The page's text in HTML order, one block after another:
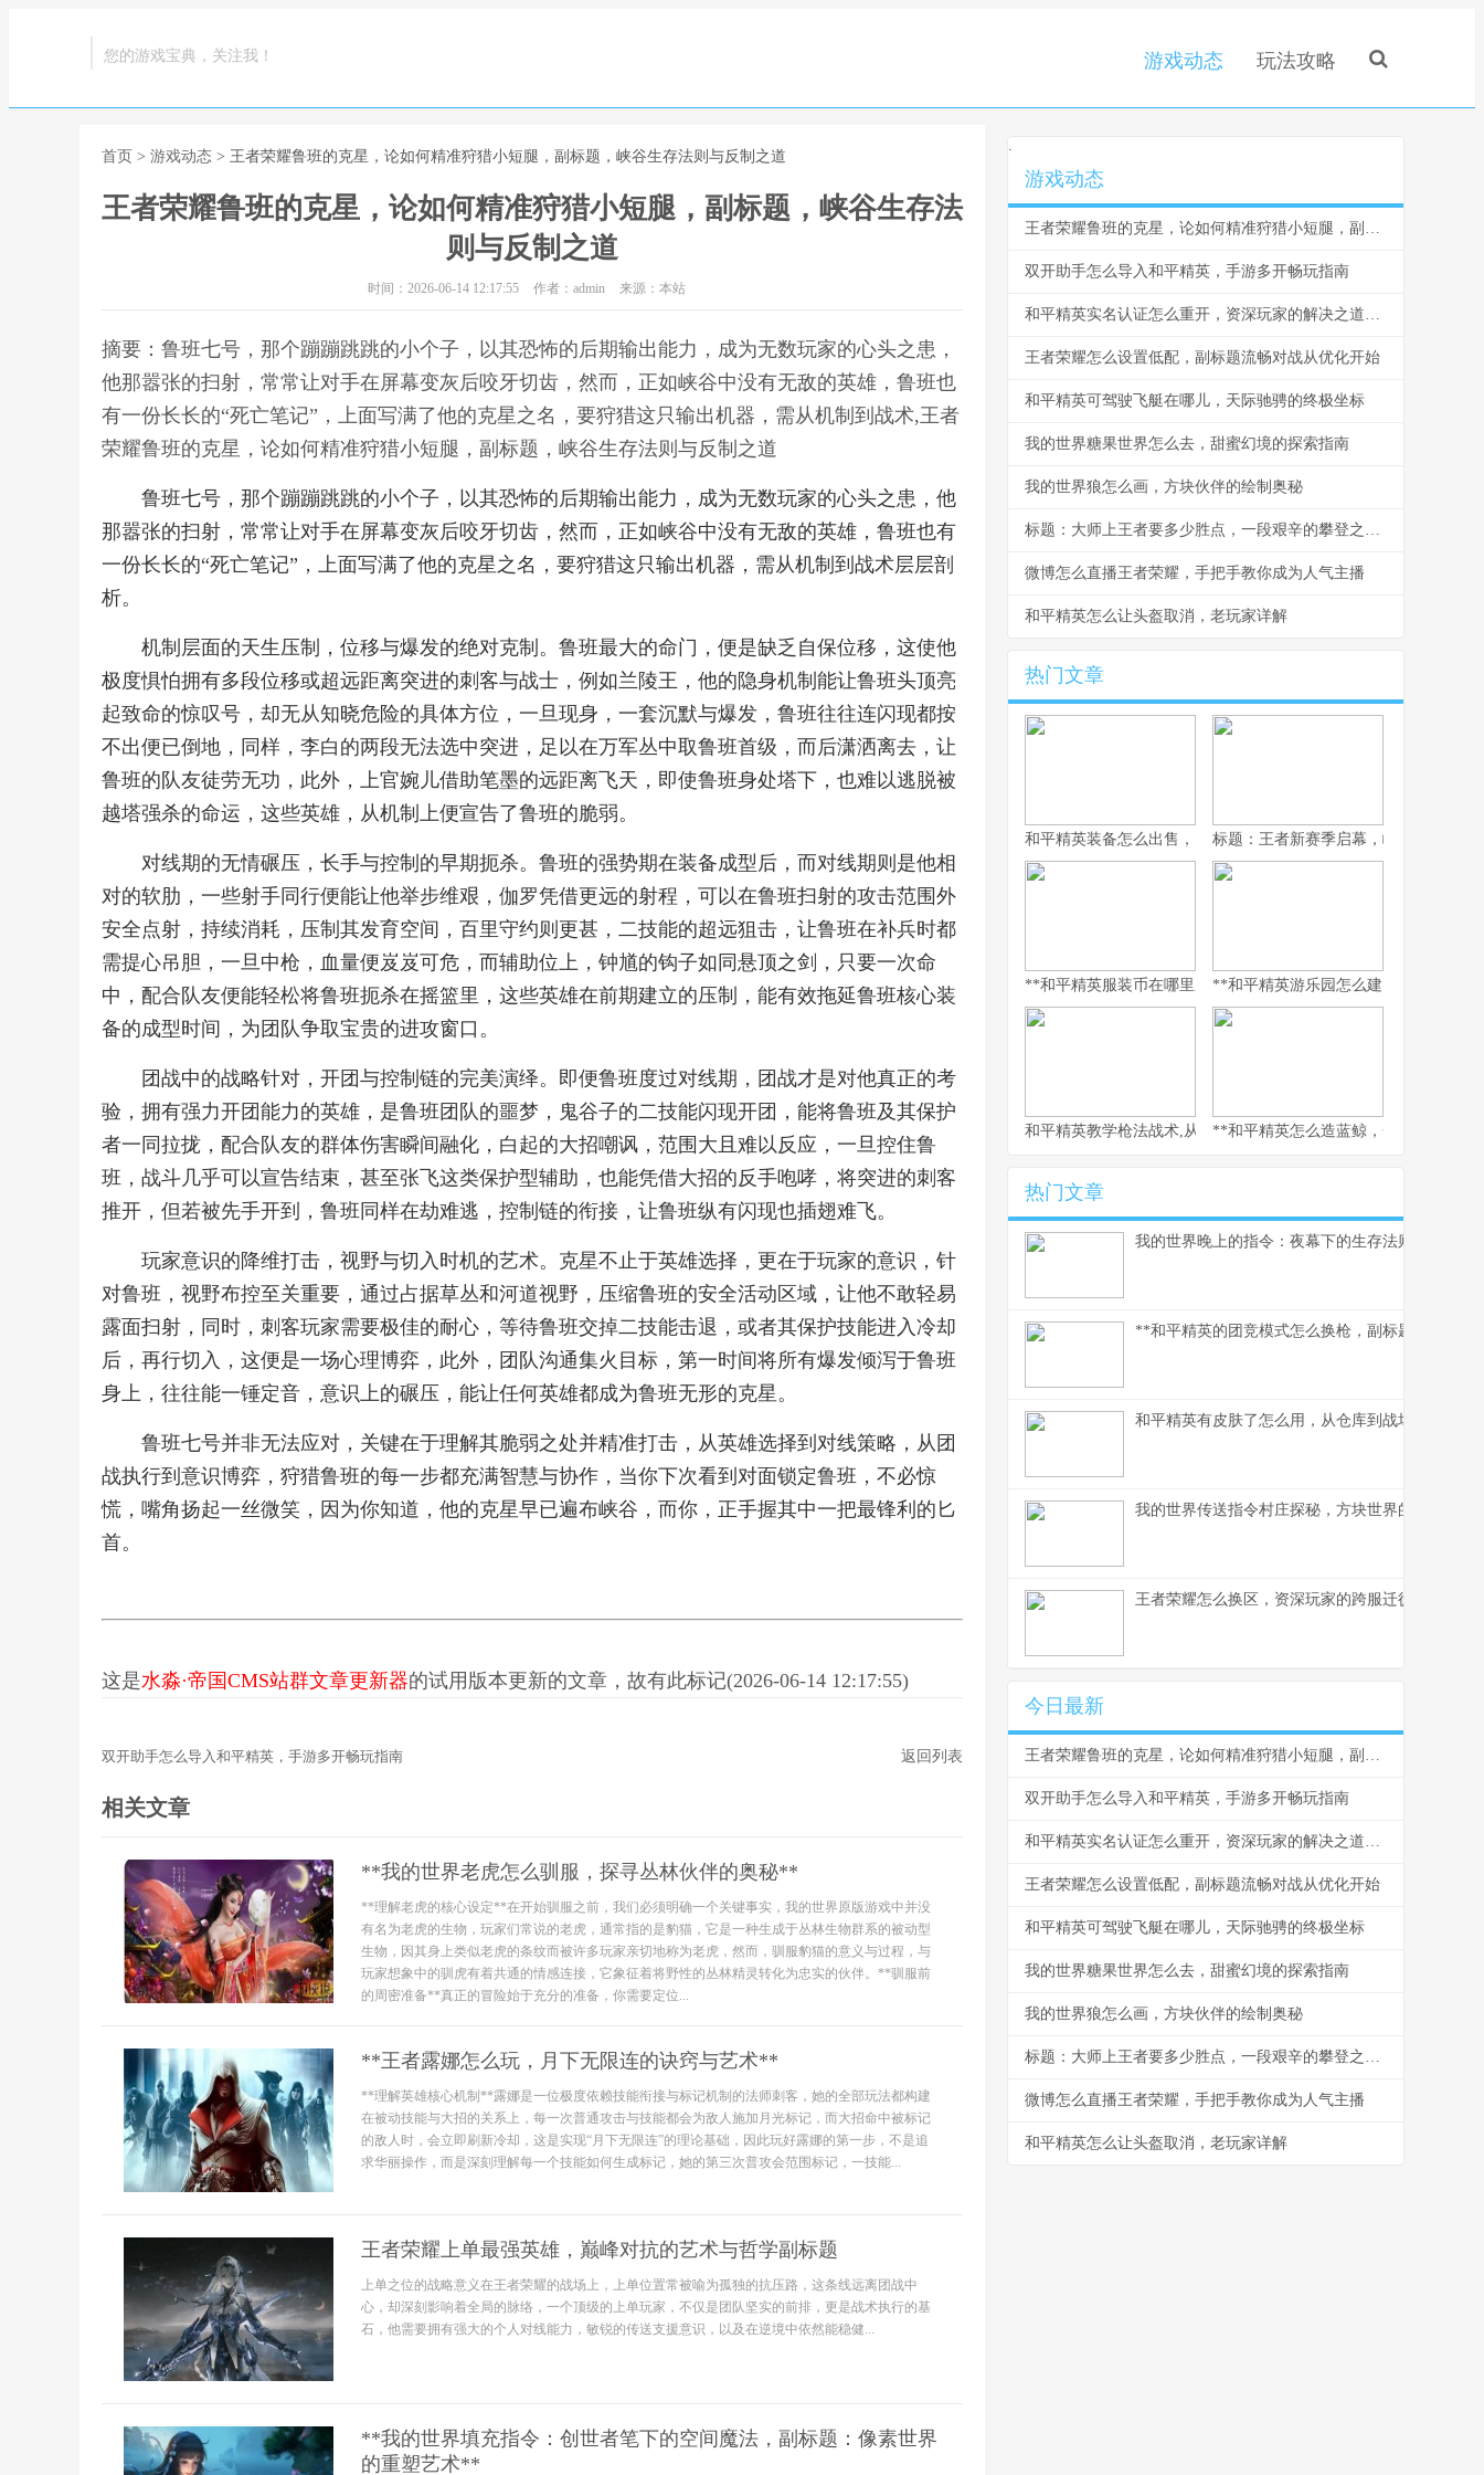
您的游戏宝典，关注我！ 游戏动态 玩法攻略
首页 > 游戏动态 > 王者荣耀鲁班的克星，论如何精准狩猎小短腿，副标题，峡谷生存法则与反制之道
王者荣耀鲁班的克星，论如何精准狩猎小短腿，副标题，峡谷生存法
则与反制之道
时间：2026-06-14 12:17:55 作者：admin 来源：本站
摘要：鲁班七号，那个蹦蹦跳跳的小个子，以其恐怖的后期输出能力，成为无数玩家的心头之患，
他那嚣张的扫射，常常让对手在屏幕变灰后咬牙切齿，然而，正如峡谷中没有无敌的英雄，鲁班也
有一份长长的“死亡笔记”，上面写满了他的克星之名，要狩猎这只输出机器，需从机制到战术,王者
荣耀鲁班的克星，论如何精准狩猎小短腿，副标题，峡谷生存法则与反制之道
鲁班七号，那个蹦蹦跳跳的小个子，以其恐怖的后期输出能力，成为无数玩家的心头之患，他
那嚣张的扫射，常常让对手在屏幕变灰后咬牙切齿，然而，正如峡谷中没有无敌的英雄，鲁班也有
一份长长的“死亡笔记”，上面写满了他的克星之名，要狩猎这只输出机器，需从机制到战术层层剖
析。
机制层面的天生压制，位移与爆发的绝对克制。鲁班最大的命门，便是缺乏自保位移，这使他
极度惧怕拥有多段位移或超远距离突进的刺客与战士，例如兰陵王，他的隐身机制能让鲁班头顶亮
起致命的惊叹号，却无从知晓危险的具体方位，一旦现身，一套沉默与爆发，鲁班往往连闪现都按
不出便已倒地，同样，李白的两段无法选中突进，足以在万军丛中取鲁班首级，而后潇洒离去，让
鲁班的队友徒劳无功，此外，上官婉儿借助笔墨的远距离飞天，即使鲁班身处塔下，也难以逃脱被
越塔强杀的命运，这些英雄，从机制上便宣告了鲁班的脆弱。
对线期的无情碾压，长手与控制的早期扼杀。鲁班的强势期在装备成型后，而对线期则是他相
对的软肋，一些射手同行便能让他举步维艰，伽罗凭借更远的射程，可以在鲁班扫射的攻击范围外
安全点射，持续消耗，压制其发育空间，百里守约则更甚，二技能的超远狙击，让鲁班在补兵时都
需提心吊胆，一旦中枪，血量便岌岌可危，而辅助位上，钟馗的钩子如同悬顶之剑，只要一次命
中，配合队友便能轻松将鲁班扼杀在摇篮里，这些英雄在前期建立的压制，能有效拖延鲁班核心装
备的成型时间，为团队争取宝贵的进攻窗口。
团战中的战略针对，开团与控制链的完美演绎。即便鲁班度过对线期，团战才是对他真正的考
验，拥有强力开团能力的英雄，是鲁班团队的噩梦，鬼谷子的二技能闪现开团，能将鲁班及其保护
者一同拉拢，配合队友的群体伤害瞬间融化，白起的大招嘲讽，范围大且难以反应，一旦控住鲁
班，战斗几乎可以宣告结束，甚至张飞这类保护型辅助，也能凭借大招的反手咆哮，将突进的刺客
推开，但若被先手开到，鲁班同样在劫难逃，控制链的衔接，让鲁班纵有闪现也插翅难飞。
玩家意识的降维打击，视野与切入时机的艺术。克星不止于英雄选择，更在于玩家的意识，针
对鲁班，视野布控至关重要，通过占据草丛和河道视野，压缩鲁班的安全活动区域，让他不敢轻易
露面扫射，同时，刺客玩家需要极佳的耐心，等待鲁班交掉二技能击退，或者其保护技能进入冷却
后，再行切入，这便是一场心理博弈，此外，团队沟通集火目标，第一时间将所有爆发倾泻于鲁班
身上，往往能一锤定音，意识上的碾压，能让任何英雄都成为鲁班无形的克星。
鲁班七号并非无法应对，关键在于理解其脆弱之处并精准打击，从英雄选择到对线策略，从团
战执行到意识博弈，狩猎鲁班的每一步都充满智慧与协作，当你下次看到对面锁定鲁班，不必惊
慌，嘴角扬起一丝微笑，因为你知道，他的克星早已遍布峡谷，而你，正手握其中一把最锋利的匕
首。
这是水淼·帝国CMS站群文章更新器的试用版本更新的文章，故有此标记(2026-06-14 12:17:55)
双开助手怎么导入和平精英，手游多开畅玩指南 返回列表
相关文章
**我的世界老虎怎么驯服，探寻丛林伙伴的奥秘**
**理解老虎的核心设定**在开始驯服之前，我们必须明确一个关键事实，我的世界原版游戏中并没
有名为老虎的生物，玩家们常说的老虎，通常指的是豹猫，它是一种生成于丛林生物群系的被动型
生物，因其身上类似老虎的条纹而被许多玩家亲切地称为老虎，然而，驯服豹猫的意义与过程，与
玩家想象中的驯虎有着共通的情感连接，它象征着将野性的丛林精灵转化为忠实的伙伴。**驯服前
的周密准备**真正的冒险始于充分的准备，你需要定位...
**王者露娜怎么玩，月下无限连的诀窍与艺术**
**理解英雄核心机制**露娜是一位极度依赖技能衔接与标记机制的法师刺客，她的全部玩法都构建
在被动技能与大招的关系上，每一次普通攻击与技能都会为敌人施加月光标记，而大招命中被标记
的敌人时，会立即刷新冷却，这是实现“月下无限连”的理论基础，因此玩好露娜的第一步，不是追
求华丽操作，而是深刻理解每一个技能如何生成标记，她的第三次普攻会范围标记，一技能...
王者荣耀上单最强英雄，巅峰对抗的艺术与哲学副标题
上单之位的战略意义在王者荣耀的战场上，上单位置常被喻为孤独的抗压路，这条线远离团战中
心，却深刻影响着全局的脉络，一个顶级的上单玩家，不仅是团队坚实的前排，更是战术执行的基
石，他需要拥有强大的个人对线能力，敏锐的传送支援意识，以及在逆境中依然能稳健...
**我的世界填充指令：创世者笔下的空间魔法，副标题：像素世界
的重塑艺术**
.
游戏动态
王者荣耀鲁班的克星，论如何精准狩猎小短腿，副标题，峡谷生存法则与反制之道
双开助手怎么导入和平精英，手游多开畅玩指南
和平精英实名认证怎么重开，资深玩家的解决之道与深度思考
王者荣耀怎么设置低配，副标题流畅对战从优化开始
和平精英可驾驶飞艇在哪儿，天际驰骋的终极坐标
我的世界糖果世界怎么去，甜蜜幻境的探索指南
我的世界狼怎么画，方块伙伴的绘制奥秘
标题：大师上王者要多少胜点，一段艰辛的攀登之旅副标题：胜点背后的汗水与策略
微博怎么直播王者荣耀，手把手教你成为人气主播
和平精英怎么让头盔取消，老玩家详解
热门文章
和平精英装备怎么出售，资深玩家的交易谋略副标题，虚拟战场的
标题：王者新赛季启幕，峡谷变革与玩
**和平精英服装币在哪里用，老兵的时尚购物指南，副标题，揭秘
**和平精英游乐园怎么建：从虚拟战场
和平精英教学枪法战术,从新手到战神的心路历程
**和平精英怎么造蓝鲸，一场虚拟海洋
热门文章
我的世界晚上的指令：夜幕下的生存法则
**和平精英的团竞模式怎么换枪，副标题为短兵相
和平精英有皮肤了怎么用，从仓库到战场的战术美
我的世界传送指令村庄探秘，方块世界的瞬间移
王者荣耀怎么换区，资深玩家的跨服迁徙指南，副
今日最新
王者荣耀鲁班的克星，论如何精准狩猎小短腿，副标题，峡谷生存法则与反制之道
双开助手怎么导入和平精英，手游多开畅玩指南
和平精英实名认证怎么重开，资深玩家的解决之道与深度思考
王者荣耀怎么设置低配，副标题流畅对战从优化开始
和平精英可驾驶飞艇在哪儿，天际驰骋的终极坐标
我的世界糖果世界怎么去，甜蜜幻境的探索指南
我的世界狼怎么画，方块伙伴的绘制奥秘
标题：大师上王者要多少胜点，一段艰辛的攀登之旅副标题：胜点背后的汗水与策略
微博怎么直播王者荣耀，手把手教你成为人气主播
和平精英怎么让头盔取消，老玩家详解